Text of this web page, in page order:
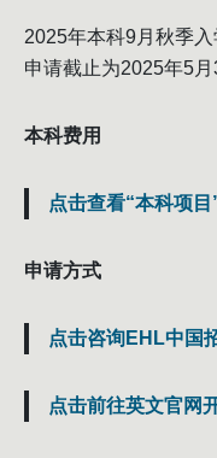
2025年本科9月秋季入
申请截止为2025年5月
本科费用
点击查看“本科项目
申请方式
点击咨询EHL中国
点击前往英文官网